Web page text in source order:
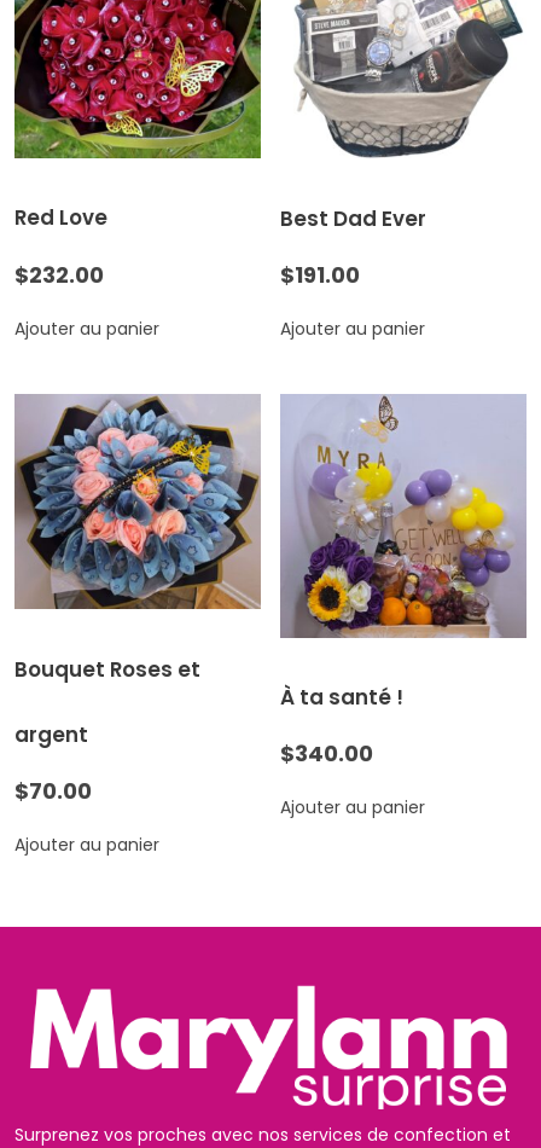
Red Love
$232.00
Ajouter au panier
Best Dad Ever
$191.00
Ajouter au panier
Bouquet Roses et
argent
$70.00
Ajouter au panier
À ta santé !
$340.00
Ajouter au panier
Surprenez vos proches avec nos services de confection et